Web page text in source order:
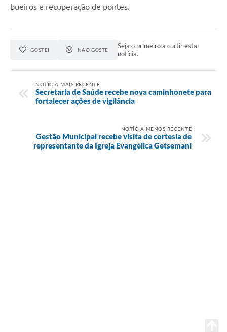
bueiros e recuperação de pontes.
GOSTEI NÃO GOSTEI
Seja o primeiro a curtir esta
notícia.
NOTÍCIA MAIS RECENTE
Secretaria de Saúde recebe nova caminhonete para
fortalecer ações de vigilância
NOTÍCIA MENOS RECENTE
Gestão Municipal recebe visita de cortesia de
representante da Igreja Evangélica Getsemani